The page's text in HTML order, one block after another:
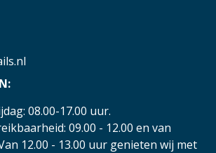
08.00-17.00 uur.
09.00 - 12.00 en van
12.00 - 13.00 uur genieten wij met